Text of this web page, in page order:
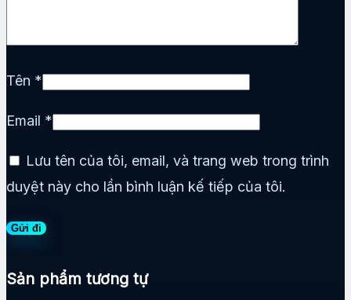
Tên *
Email *
Lưu tên của tôi, email, và trang web trong trình
duyệt này cho lần bình luận kế tiếp của tôi.
Sản phẩm tương tự